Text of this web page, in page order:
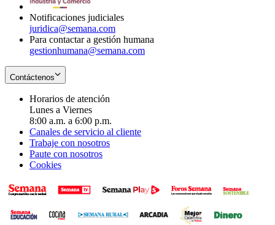
Notificaciones judiciales
juridica@semana.com
Para contactar a gestión humana
gestionhumana@semana.com
Contáctenos
Horarios de atención
Lunes a Viernes
8:00 a.m. a 6:00 p.m.
Canales de servicio al cliente
Trabaje con nosotros
Paute con nosotros
Cookies